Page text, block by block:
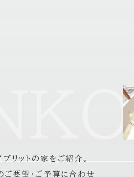
リットの家をご紹介。
ご要望・ご予算に合わせ